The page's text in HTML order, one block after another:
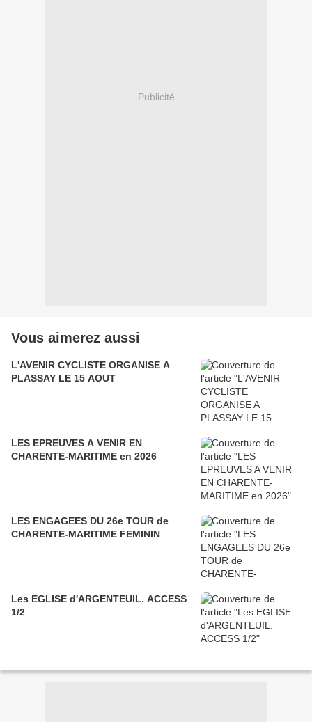
Publicité
Vous aimerez aussi
L'AVENIR CYCLISTE ORGANISE A
PLASSAY LE 15 AOUT
LES EPREUVES A VENIR EN
CHARENTE-MARITIME en 2026
LES ENGAGEES DU 26e TOUR de
CHARENTE-MARITIME FEMININ
Les EGLISE d'ARGENTEUIL. ACCESS
1/2